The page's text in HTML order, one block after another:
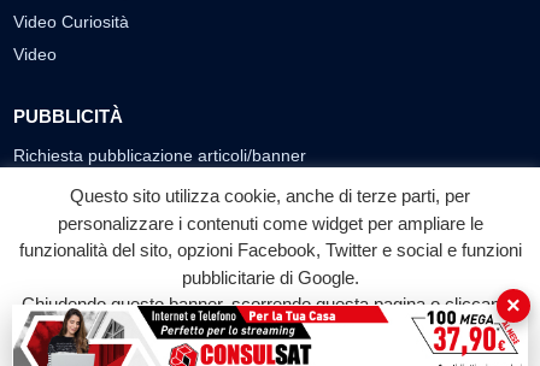
Video Curiosità
Video
PUBBLICITÀ
Richiesta pubblicazione articoli/banner
SEGUICI SUI SOCIAL
f
Facebook
◎ ▶
YouTube
Questo sito utilizza cookie, anche di terze parti, per
personalizzare i contenuti come widget per ampliare le
funzionalità del sito, opzioni Facebook, Twitter e social e funzioni
pubblicitarie di Google.
Chiudendo questo banner, scorrendo questa pagina o cliccando
su qualunque suo elemento acconsenti all'uso dei cookie.
×